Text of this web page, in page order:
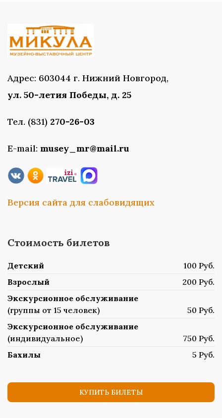
Адрес: 603044 г. Нижний Новгород,
ул. 50-летия Победы, д. 25
Тел. (831) 270-26-03
E-mail: musey_mr@mail.ru
Версия сайта для слабовидящих
Стоимость билетов
Детский
100 Руб.
Взрослый
200 Руб.
Экскурсионное обслуживание
(группы от 15 человек)
50 Руб.
Экскурсионное обслуживание
(индивидуальное)
750 Руб.
Бахилы
5 Руб.
КУПИТЬ БИЛЕТЫ